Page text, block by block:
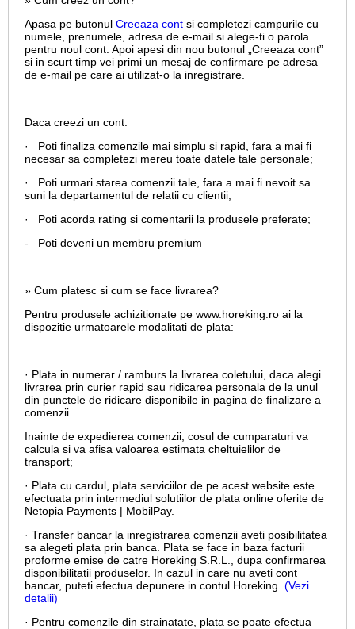
Apasa pe butonul Creeaza cont si completezi campurile cu
numele, prenumele, adresa de e-mail si alege-ti o parola
pentru noul cont. Apoi apesi din nou butonul „Creeaza cont”
si in scurt timp vei primi un mesaj de confirmare pe adresa
de e-mail pe care ai utilizat-o la inregistrare.
Daca creezi un cont:
· Poti finaliza comenzile mai simplu si rapid, fara a mai fi
necesar sa completezi mereu toate datele tale personale;
· Poti urmari starea comenzii tale, fara a mai fi nevoit sa
suni la departamentul de relatii cu clientii;
· Poti acorda rating si comentarii la produsele preferate;
- Poti deveni un membru premium
» Cum platesc si cum se face livrarea?
Pentru produsele achizitionate pe www.horeking.ro ai la
dispozitie urmatoarele modalitati de plata:
· Plata in numerar / ramburs la livrarea coletului, daca alegi
livrarea prin curier rapid sau ridicarea personala de la unul
din punctele de ridicare disponibile in pagina de finalizare a
comenzii.
Inainte de expedierea comenzii, cosul de cumparaturi va
calcula si va afisa valoarea estimata cheltuielilor de
transport;
· Plata cu cardul, plata serviciilor de pe acest website este
efectuata prin intermediul solutiilor de plata online oferite de
Netopia Payments | MobilPay.
· Transfer bancar la inregistrarea comenzii aveti posibilitatea
sa alegeti plata prin banca. Plata se face in baza facturii
proforme emise de catre Horeking S.R.L., dupa confirmarea
disponibilitatii produselor. In cazul in care nu aveti cont
bancar, puteti efectua depunere in contul Horeking. (Vezi
detalii)
· Pentru comenzile din strainatate, plata se poate efectua